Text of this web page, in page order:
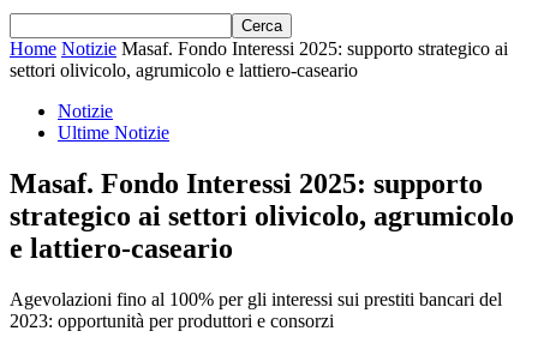
Home Notizie Masaf. Fondo Interessi 2025: supporto strategico ai
settori olivicolo, agrumicolo e lattiero-caseario
Notizie
Ultime Notizie
Masaf. Fondo Interessi 2025: supporto
strategico ai settori olivicolo, agrumicolo
e lattiero-caseario
Agevolazioni fino al 100% per gli interessi sui prestiti bancari del
2023: opportunità per produttori e consorzi